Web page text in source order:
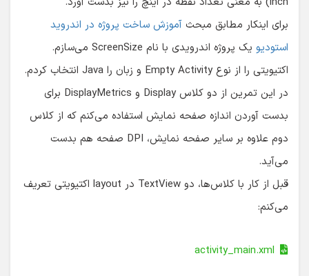
برای اینکار مطابق مبحث آموزش ساخت پروژه در اندروید
استودیو
یک پروژه اندرویدی با نام ScreenSize می‌سازم.
اکتیویتی را از نوع Empty Activity و زبان را Java انتخاب کردم.
در این تمرین از دو کلاس Display و DisplayMetrics برای
بدست آوردن اندازه صفحه نمایش استفاده می‌کنم که از کلاس
دوم علاوه بر سایر صفحه نمایش، DPI صفحه هم بدست
می‌آید.
قبل از کار با کلاس‌ها، دو TextView در layout اکتیویتی تعریف
می‌کنم:
activity_main.xml